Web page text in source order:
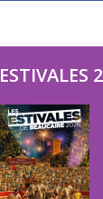
ESTIVALES